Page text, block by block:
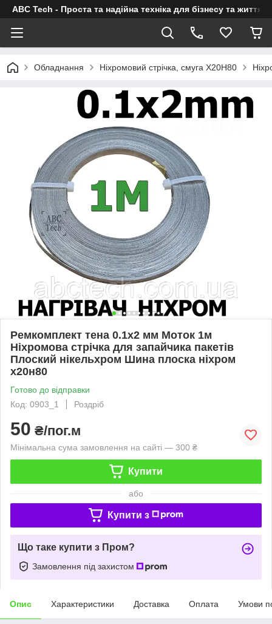
ABC Tech - Проста та надійна техніка для бізнесу та життя
Обладнання Ніхромовий стрічка, смуга Х20Н80
Ремкомплект тена 0.1х2 мм Моток 1м
Ніхромова стрічка для запайчика пакетів
Плоский нікельхром Шина плоска ніхром
х20н80
Готово до відправки
Код: 0903_1
Роздріб
50 ₴/пог.м
Мінімальна сума замовлення на сайті — 300 ₴
Купити
або
Купити з
Що таке купити з Пром?
Замовлення під захистом
Опис Характеристики Доставка Оплата Умови